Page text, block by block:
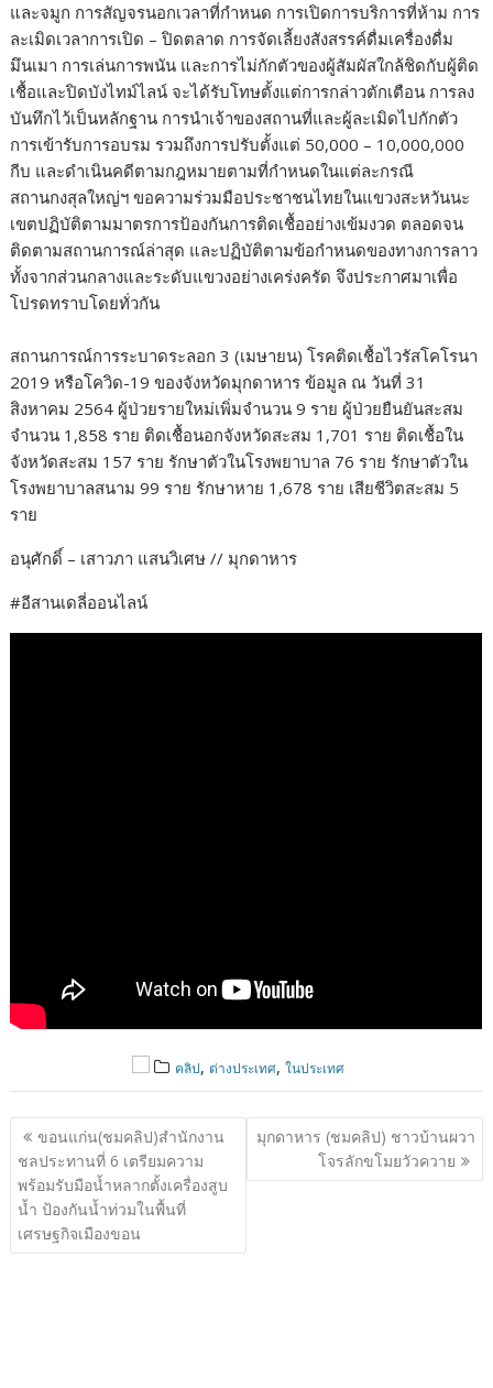
และจมูก การสัญจรนอกเวลาที่กำหนด การเปิดการบริการที่ห้าม การ
ละเมิดเวลาการเปิด – ปิดตลาด การจัดเลี้ยงสังสรรค์ดื่มเครื่องดื่ม
มึนเมา การเล่นการพนัน และการไม่กักตัวของผู้สัมผัสใกล้ชิดกับผู้ติด
เชื้อและปิดบังไทม์ไลน์ จะได้รับโทษตั้งแต่การกล่าวตักเตือน การลง
บันทึกไว้เป็นหลักฐาน การนำเจ้าของสถานที่และผู้ละเมิดไปกักตัว
การเข้ารับการอบรม รวมถึงการปรับตั้งแต่ 50,000 – 10,000,000
กีบ และดำเนินคดีตามกฎหมายตามที่กำหนดในแต่ละกรณี
สถานกงสุลใหญ่ฯ ขอความร่วมมือประชาชนไทยในแขวงสะหวันนะ
เขตปฏิบัติตามมาตรการป้องกันการติดเชื้ออย่างเข้มงวด ตลอดจน
ติดตามสถานการณ์ล่าสุด และปฏิบัติตามข้อกำหนดของทางการลาว
ทั้งจากส่วนกลางและระดับแขวงอย่างเคร่งครัด จึงประกาศมาเพื่อ
โปรดทราบโดยทั่วกัน
สถานการณ์การระบาดระลอก 3 (เมษายน) โรคติดเชื้อไวรัสโคโรนา
2019 หรือโควิด-19 ของจังหวัดมุกดาหาร ข้อมูล ณ วันที่ 31
สิงหาคม 2564 ผู้ป่วยรายใหม่เพิ่มจำนวน 9 ราย ผู้ป่วยยืนยันสะสม
จำนวน 1,858 ราย ติดเชื้อนอกจังหวัดสะสม 1,701 ราย ติดเชื้อใน
จังหวัดสะสม 157 ราย รักษาตัวในโรงพยาบาล 76 ราย รักษาตัวใน
โรงพยาบาลสนาม 99 ราย รักษาหาย 1,678 ราย เสียชีวิตสะสม 5
ราย
อนุศักดิ์ – เสาวภา แสนวิเศษ // มุกดาหาร
#อีสานเดลี่ออนไลน์
คลิป, ต่างประเทศ, ในประเทศ
แนะแนว
เรื่อง
ขอนแก่น(ชมคลิป)สำนักงาน
ชลประทานที่ 6 เตรียมความ
พร้อมรับมือน้ำหลากตั้งเครื่องสูบ
น้ำ ป้องกันน้ำท่วมในพื้นที่
เศรษฐกิจเมืองขอน
มุกดาหาร (ชมคลิป) ชาวบ้านผวา
โจรลักขโมยวัวควาย